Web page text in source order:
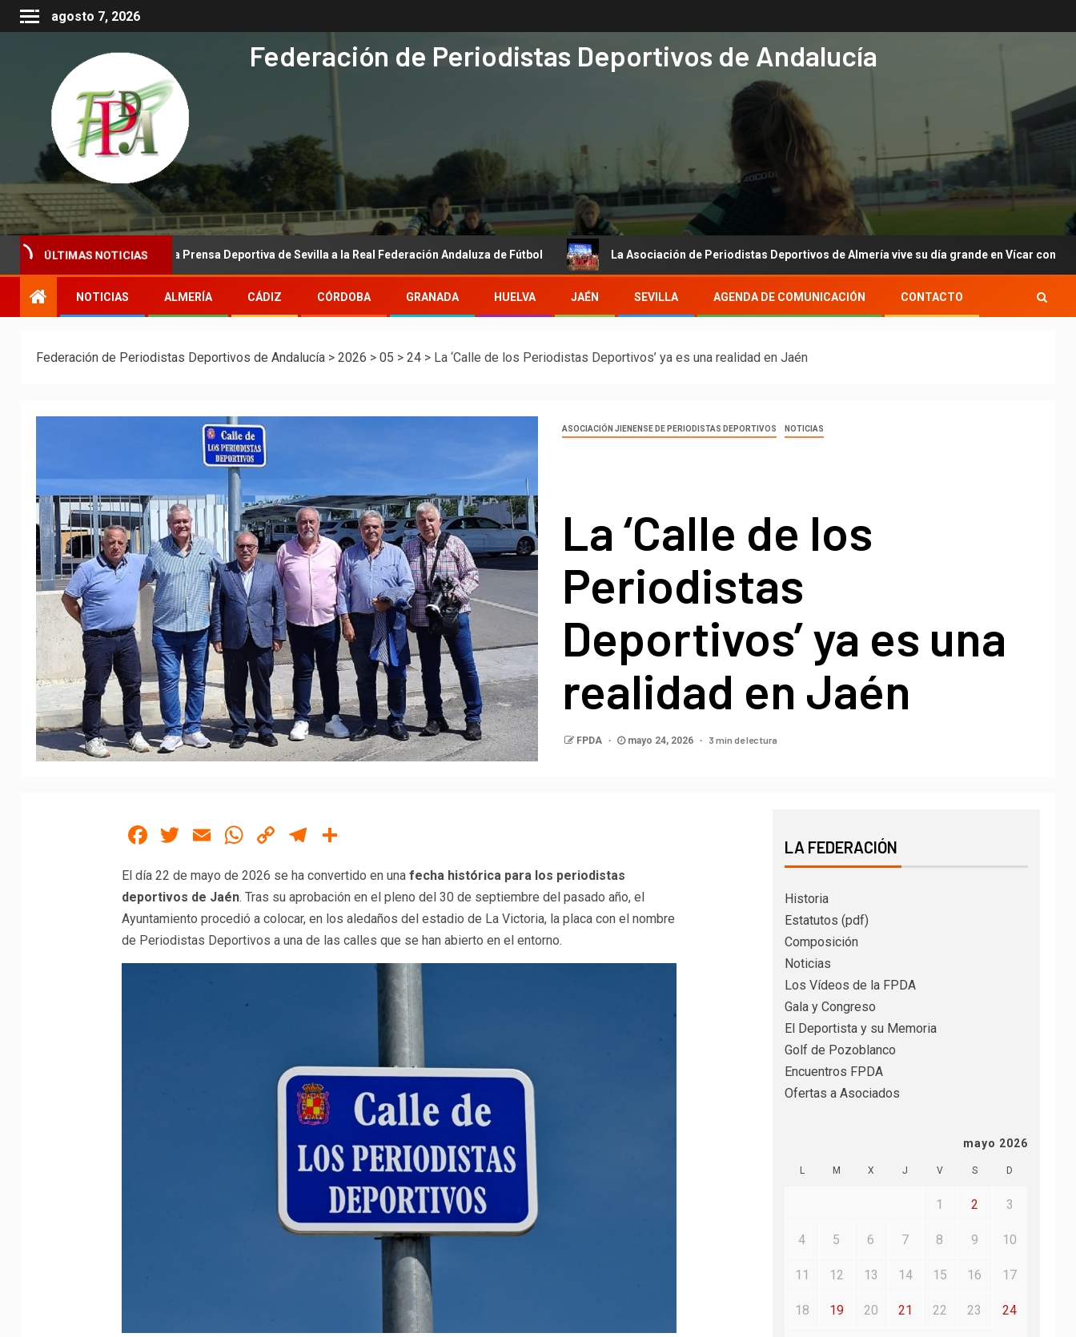
agosto 7, 2026
Federación de Periodistas Deportivos de Andalucía
ÚLTIMAS NOTICIAS
de la Prensa Deportiva de Sevilla a la Real Federación Andaluza de Fútbol La Asociación de Periodistas Deportivos de Almería vive su día grande en Vícar con su gala anual
NOTICIAS ALMERÍA CÁDIZ CÓRDOBA GRANADA HUELVA JAÉN SEVILLA AGENDA DE COMUNICACIÓN CONTACTO
Federación de Periodistas Deportivos de Andalucía > 2026 > 05 > 24 > La ‘Calle de los Periodistas Deportivos’ ya es una realidad en Jaén
ASOCIACIÓN JIENENSE DE PERIODISTAS DEPORTIVOS NOTICIAS
La ‘Calle de los
Periodistas
Deportivos’ ya es una
realidad en Jaén
FPDA mayo 24, 2026 3 min de lectura
Facebook
Twitter
EmailWhatsApp
CopyTelegram
El día 22 de mayo de 2026 se ha convertido en una fecha histórica para los periodistas
deportivos de Jaén. Tras su aprobación en el pleno del 30 de septiembre del pasado año, el
Ayuntamiento procedió a colocar, en los aledaños del estadio de La Victoria, la placa con el nombre
de Periodistas Deportivos a una de las calles que se han abierto en el entorno.
LA FEDERACIÓN
Historia
Estatutos (pdf)
Composición
Noticias
Los Vídeos de la FPDA
Gala y Congreso
El Deportista y su Memoria
Golf de Pozoblanco
Encuentros FPDA
Ofertas a Asociados
mayo 2026
L M X J V S D
1 2 3
4 5 6 7 8 9 10
11 12 13 14 15 16 17
18 19 20 21 22 23 24